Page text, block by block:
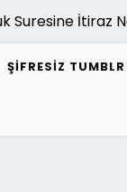
İtiraz Nasil
ŞIFRESIZ